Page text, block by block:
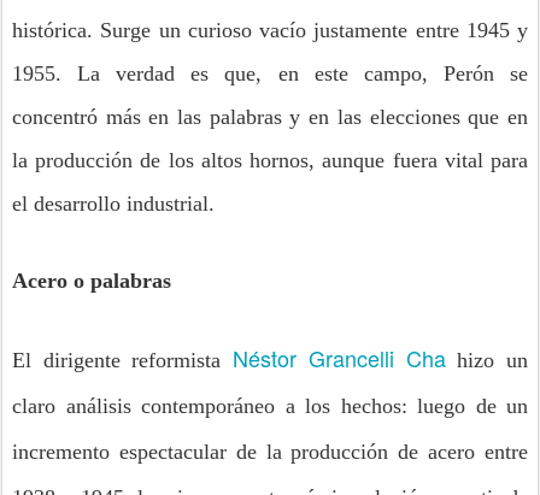
histórica. Surge un curioso vacío justamente entre 1945 y
1955. La verdad es que, en este campo, Perón se
concentró más en las palabras y en las elecciones que en
la producción de los altos hornos, aunque fuera vital para
el desarrollo industrial.
Acero o palabras
El dirigente reformista Néstor Grancelli Chahizo un
claro análisis contemporáneo a los hechos: luego de un
incremento espectacular de la producción de acero entre